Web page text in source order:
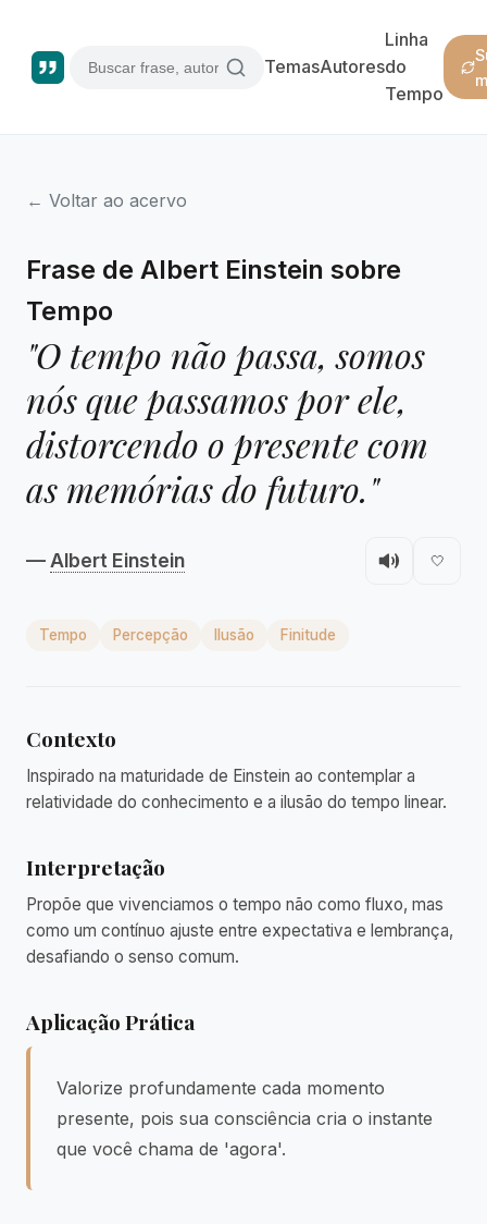
TemasAutores
Linha
do
Tempo
← Voltar ao acervo
Frase de Albert Einstein sobre
Tempo
"O tempo não passa, somos
nós que passamos por ele,
distorcendo o presente com
as memórias do futuro."
— Albert Einstein 🤍
Tempo Percepção Ilusão Finitude
Contexto
Inspirado na maturidade de Einstein ao contemplar a
relatividade do conhecimento e a ilusão do tempo linear.
Interpretação
Propõe que vivenciamos o tempo não como fluxo, mas
como um contínuo ajuste entre expectativa e lembrança,
desafiando o senso comum.
Aplicação Prática
Valorize profundamente cada momento
presente, pois sua consciência cria o instante
que você chama de 'agora'.